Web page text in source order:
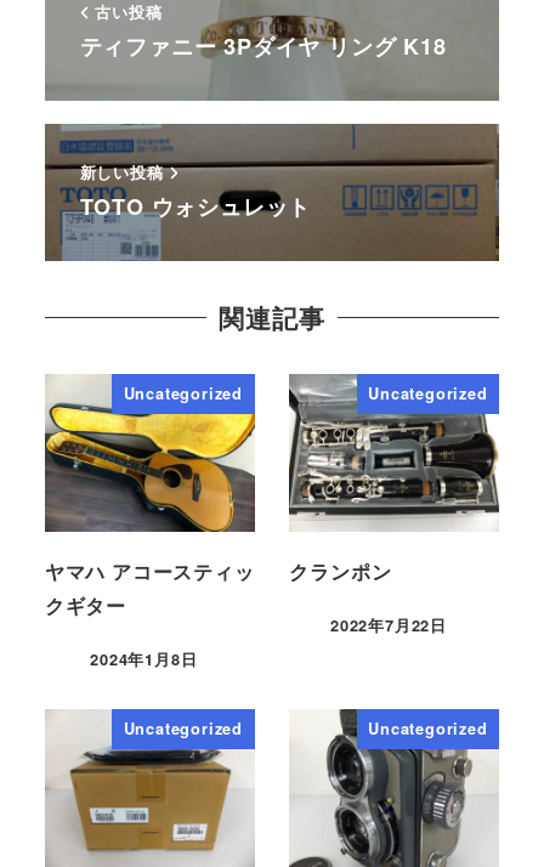
古い投稿
ティファニー 3Pダイヤ リング K18
新しい投稿
TOTO ウォシュレット
関連記事
Uncategorized
ヤマハ アコースティッ
クギター
2024年1月8日
Uncategorized
クランポン
2022年7月22日
Uncategorized Uncategorized